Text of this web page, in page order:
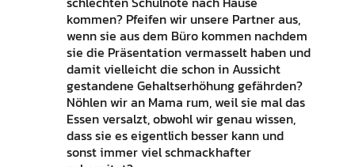
kommen? Pfeifen wir unsere Partner aus,
wenn sie aus dem Büro kommen nachdem
sie die Präsentation vermasselt haben und
damit vielleicht die schon in Aussicht
gestandene Gehaltserhöhung gefährden?
Nöhlen wir an Mama rum, weil sie mal das
Essen versalzt, obwohl wir genau wissen,
dass sie es eigentlich besser kann und
sonst immer viel schmackhafter